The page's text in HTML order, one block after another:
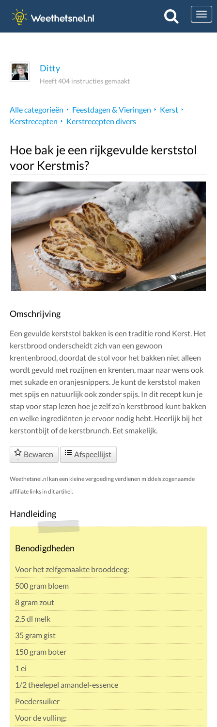
Ditty
Heeft 404 instructies gemaakt
Alle categorieën Feestdagen & Vieringen
Kerst
Kerstrecepten
Kerstrecepten divers
Hoe bak je een rijkgevulde kerststol
voor Kerstmis?
Omschrijving
Een gevulde kerststol bakken is een traditie rond Kerst. Het
kerstbrood onderscheidt zich van een gewoon
krentenbrood, doordat de stol voor het bakken niet alleen
wordt gevuld met rozijnen en krenten, maar naar wens ook
met sukade en oranjesnippers. Je kunt de kerststol maken
met spijs en natuurlijk ook zonder spijs. In dit recept kun je
stap voor stap lezen hoe je zelf zo’n kerstbrood kunt bakken
en welke ingrediënten je ervoor nodig hebt. Heerlijk bij het
kerstontbijt of de kerstbrunch. Eet smakelijk.
Bewaren Afspeellijst
Weethetsnel.nl kan een kleine vergoeding verdienen middels zogenaamde
affiliate links in dit artikel.
Handleiding
Benodigdheden
Voor het zelfgemaakte brooddeeg:
500 gram bloem
8 gram zout
2,5 dl melk
35 gram gist
150 gram boter
1 ei
1/2 theelepel amandel-essence
Poedersuiker
Voor de vulling: